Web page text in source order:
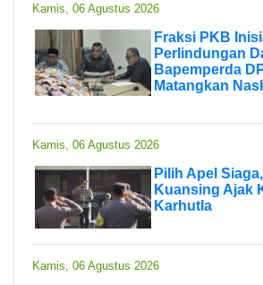
Kamis, 06 Agustus 2026
Fraksi PKB
Perlindungan
Bapemperda
Matangkan
Kamis, 06 Agustus 2026
Pilih Apel
Kuansing Ajak
Karhutla
Kamis, 06 Agustus 2026